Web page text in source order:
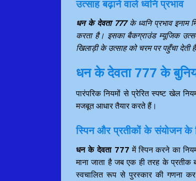
उत्साह बढ़ाने वाले ध्वनि प्रभाव
धन के देवता 777के ध्वनि प्रभाव इनाम
करता है। इसका बैकग्राउंड म्यूजिक
खिलाड़ी के उत्साह को चरम पर पहुँचा
धन के देवता 777 के
पारंपरिक नियमों से प्रेरित स्पष्ट खेल
मजबूत आधार तैयार करते हैं।
स्पिन और प्रतीकों के संयोजन के
धन के देवता 777 में स्पिन करने का
माना जाता है जब एक ही तरह के प्रतीक
स्वचालित रूप से पुरस्कार की गणना कर